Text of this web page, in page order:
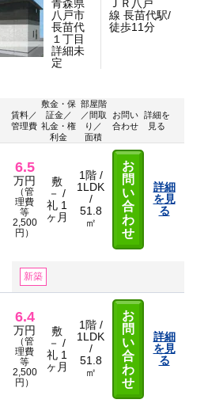
青森県
八戸市
長苗代
１丁目
詳細未
定
ＪＲ八戸
線 長苗代駅/
徒歩11分
賃料／
管理費
敷金・保
証金／
礼金・権
利金
部屋階
／間取
り／
面積
お問い
合わせ
詳細を
見る
6.5
万円
（管
理費
等
2,500
円）
敷
－ /
礼 1
ヶ月
1階 /
1LDK
/
51.8
㎡
お
問
い
合
わ
せ
詳細
を見
る
新築
6.4
万円
（管
理費
等
2,500
円）
敷
－ /
礼 1
ヶ月
1階 /
1LDK
/
51.8
㎡
お
問
い
合
わ
せ
詳細
を見
る